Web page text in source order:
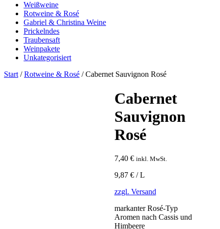
Weißweine
Rotweine & Rosé
Gabriel & Christina Weine
Prickelndes
Traubensaft
Weinpakete
Unkategorisiert
Start/Rotweine & Rosé / Cabernet Sauvignon Rosé
Cabernet
Sauvignon
Rosé
7,40 € inkl. MwSt.
9,87 € / L
zzgl. Versand
markanter Rosé-Typ
Aromen nach Cassis und
Himbeere